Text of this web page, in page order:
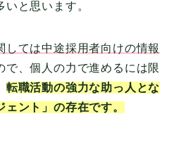
と思います。
しては中途採用者向けの情報
で、個人の力で進めるには限
転職活動の強力な助っ人とな
ント」の存在です。